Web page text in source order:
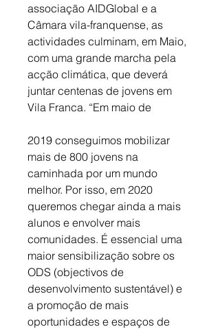
associação AIDGlobal e a
Câmara vila-franquense, as
actividades culminam, em Maio,
com uma grande marcha pela
acção climática, que deverá
juntar centenas de jovens em
Vila Franca. “Em maio de
2019 conseguimos mobilizar
mais de 800 jovens na
caminhada por um mundo
melhor. Por isso, em 2020
queremos chegar ainda a mais
alunos e envolver mais
comunidades. É essencial uma
maior sensibilização sobre os
ODS (objectivos de
desenvolvimento sustentável) e
a promoção de mais
oportunidades e espaços de